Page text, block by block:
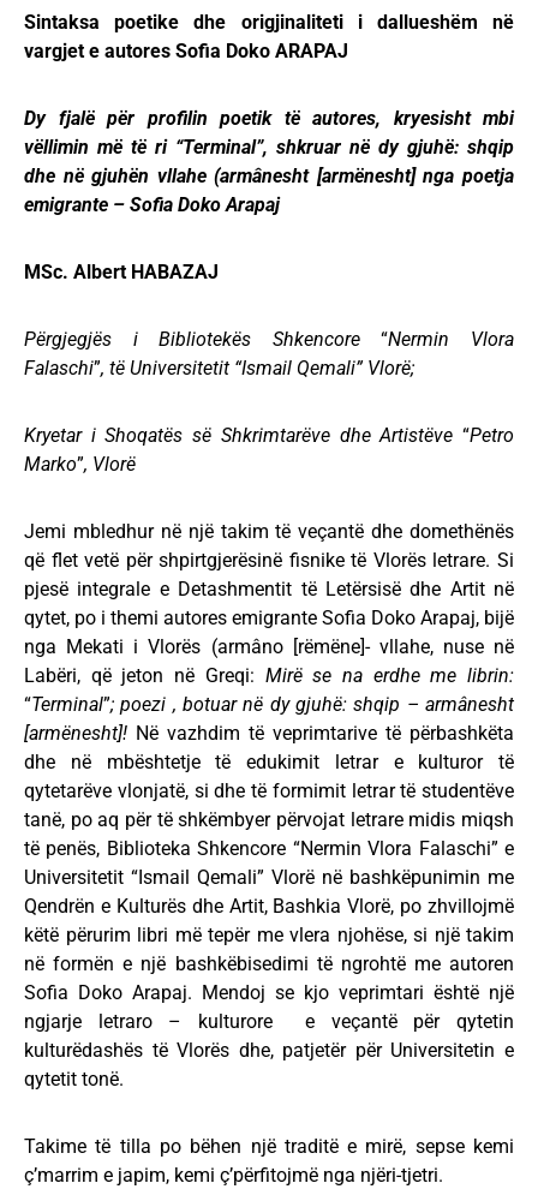
Sintaksa poetike dhe origjinaliteti i dallueshëm në
vargjet e autores Sofia Doko ARAPAJ
Dy fjalë për profilin poetik të autores, kryesisht mbi
vëllimin më të ri “Terminal”, shkruar në dy gjuhë: shqip
dhe në gjuhën vllahe (armânesht [armënesht] nga poetja
emigrante – Sofia Doko Arapaj
MSc. Albert HABAZAJ
Përgjegjës i Bibliotekës Shkencore“Nermin Vlora
Falaschi”, të Universitetit “Ismail Qemali” Vlorë;
Kryetar i Shoqatës së Shkrimtarëve dhe Artistëve “Petro
Marko”, Vlorë
Jemi mbledhur në një takim të veçantë dhe domethënës
që flet vetë për shpirtgjerësinë fisnike të Vlorës letrare. Si
pjesë integrale e Detashmentit të Letërsisë dhe Artit në
qytet, po i themi autores emigrante Sofia Doko Arapaj, bijë
nga Mekati i Vlorës (armâno [rëmëne]- vllahe, nuse në
Labëri, që jeton në Greqi: Mirë se na erdhe me librin:
“Terminal”; poezi , botuar në dy gjuhë: shqip – armânesht
[armënesht]! Në vazhdim të veprimtarive të përbashkëta
dhe në mbështetje të edukimit letrar e kulturor të
qytetarëve vlonjatë, si dhe të formimit letrar të studentëve
tanë, po aq për të shkëmbyer përvojat letrare midis miqsh
të penës, Biblioteka Shkencore “Nermin Vlora Falaschi” e
Universitetit “Ismail Qemali” Vlorë në bashkëpunimin me
Qendrën e Kulturës dhe Artit, Bashkia Vlorë, po zhvillojmë
këtë përurim libri më tepër me vlera njohëse, si një takim
në formën e një bashkëbisedimi të ngrohtë me autoren
Sofia Doko Arapaj. Mendoj se kjo veprimtari është një
ngjarje letraro – kulturore e veçantë për qytetin
kulturëdashës të Vlorës dhe, patjetër për Universitetin e
qytetit tonë.
Takime të tilla po bëhen një traditë e mirë, sepse kemi
ç’marrim e japim, kemi ç’përfitojmë nga njëri-tjetri.